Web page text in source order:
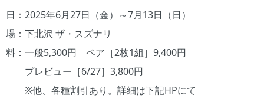
日：2025年6月27日（金）～7月13日（日）
場：下北沢 ザ・スズナリ
料：一般5,300円 ペア［2枚1組］9,400円
プレビュー［6/27］3,800円
※他、各種割引あり。詳細は下記HPにて